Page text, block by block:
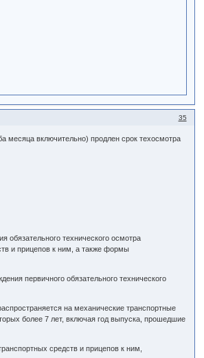
35
месяца включительно) продлен срок техосмотра
обязательного технического осмотра
и прицепов к ним, а также формы
первичного обязательного технического
на механические транспортные
более 7 лет, включая год выпуска, прошедшие
средств и прицепов к ним,